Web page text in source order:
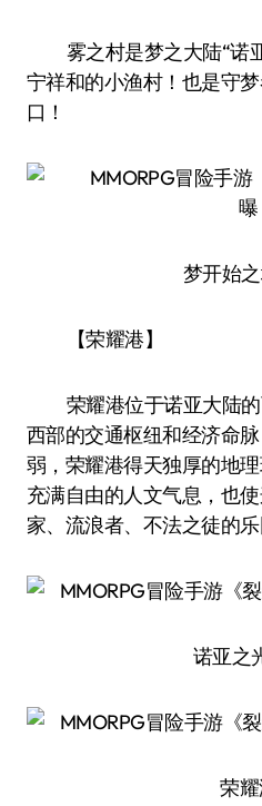
雾之村是梦之大陆“诺
宁祥和的小渔村！也是守
口！
梦开始
【荣耀港】
荣耀港位于诺亚大陆
西部的交通枢纽和经济命
弱，荣耀港得天独厚的地
充满自由的人文气息，也
家、流浪者、不法之徒的乐
诺亚之
荣